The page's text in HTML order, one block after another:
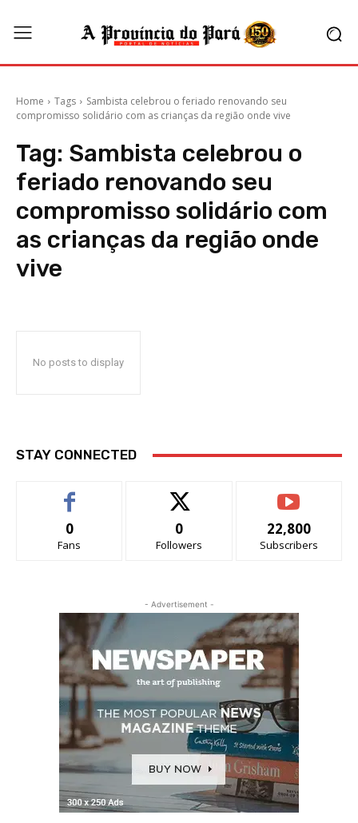
Home Tags
Sambista celebrou o feriado renovando seu
compromisso solidário com as crianças da região onde vive
Tag: Sambista celebrou o
feriado renovando seu
compromisso solidário com
as crianças da região onde
vive
No posts to display
STAY CONNECTED
0
Fans
0
Followers
22,800
Subscribers
- Advertisement -